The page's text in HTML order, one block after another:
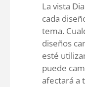
La vista
cada
tema.
diseños
esté
puede
afectará a